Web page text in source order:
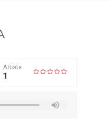
Artista
1